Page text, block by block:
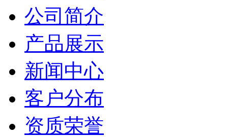
公司简介
产品展示
新闻中心
客户分布
资质荣誉